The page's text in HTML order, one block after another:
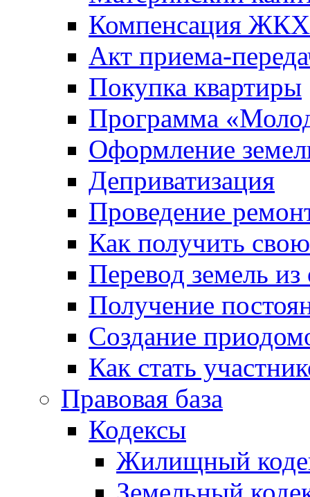
Компенсация ЖКХ
Акт приема-
Покупка квартиры
Программа
Оформление
Деприватизация
Проведение
Как получить
Перевод земель
Получение
Создание
Как стать
Правовая база
Кодексы
Жилищный